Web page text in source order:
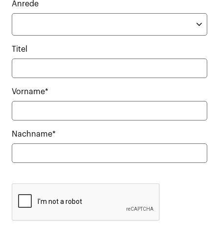
Anrede
Titel
Vorname*
Nachname*